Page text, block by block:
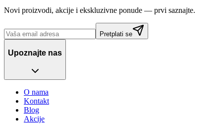
Novi proizvodi, akcije i ekskluzivne ponude — prvi saznajte.
Pretplati se
Upoznajte nas
O nama
Kontakt
Blog
Akcije